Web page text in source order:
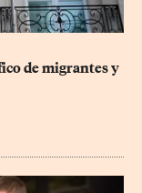
de migrantes y